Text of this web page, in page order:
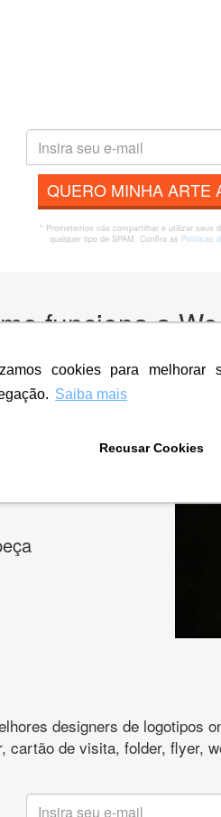
cookies para melhorar
Saiba mais
Recusar Cookies
QUERO MINHA ARTE
* Prometemos não compartilhar e utilizar seus
qualquer tipo de SPAM. Confira as Políticas
funciona a
na criação
designers de logotipos
cartão de visita, folder, flyer,